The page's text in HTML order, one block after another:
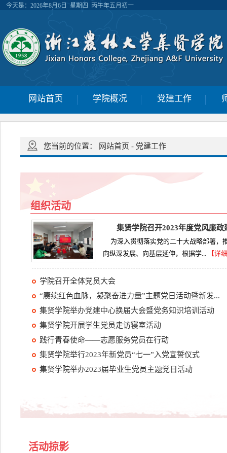
今天是： 2026年8月6日 星期四 丙午年五月初一
网站首页 学院概况 党建工作
您当前的位置： 网站首页 - 党建工作
组织活动
集贤学院召开2023年度党风廉政
为深入贯彻落实党的二十大战略部署，
向纵深发展、向基层延伸，根据学...
【详
学院召开全体党员大会
“赓续红色血脉，凝聚奋进力量”主题党日活动暨新发...
集贤学院举办党建中心换届大会暨党务知识培训活动
集贤学院开展学生党员走访寝室活动
践行青春使命——志愿服务党员在行动
集贤学院举行2023年新党员“七一”入党宣誓仪式
集贤学院举办2023届毕业生党员主题党日活动
活动掠影